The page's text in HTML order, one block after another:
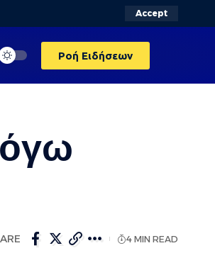
Accept
Ροή Ειδήσεων
4 MIN READ